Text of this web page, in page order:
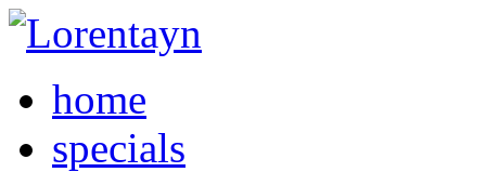
home
specials